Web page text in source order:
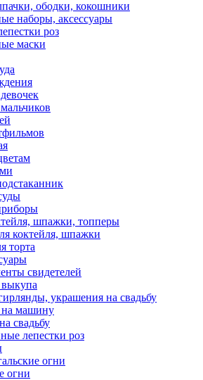
ободки, кокошники
наборы, аксессуары
роз
маски
шпажки, топперы
коктейля, шпажки
торта
свидетелей
украшения на свадьбу
машину
свадьбу
лепестки роз
огни
огни